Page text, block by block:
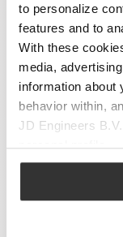
to personalize
features and to
With these
media,
information about
behavior within,
JD Engineers
personal profile.
JD Engineers
communications
can also show
recent browsing